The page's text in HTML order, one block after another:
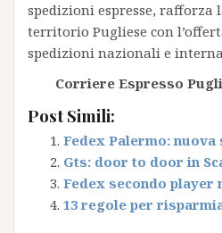
spedizioni espresse, rafforza
territorio Pugliese con
spedizioni nazionali e
Corriere Espresso
Post Simili:
Fedex Palermo: nuova
Gts: door to door in
Fedex secondo player
13 regole per